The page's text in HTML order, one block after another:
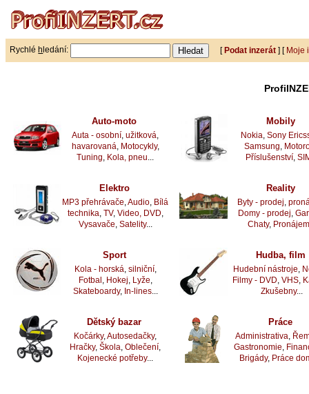
Rychlé h ledání: [Podat inzerát ] [ Moje
Auto-moto
Auta - osobní ,užitková
havarovaná Motocykly,
Tuning Kola, pneu
Mobily
Nokia Sony
Samsung
Příslušenství,
Elektro
MP3 přehrávače ,Audio Bílá
technika TV, Video, DVD
Vysavače Satelity...
Reality
Byty - prodej
Domy - prodej ,
Chaty, Pronájem
Sport
Kola - horská silniční,
Fotbal Hokej Lyže
Skateboardy, In-lines...
Hudba, film
Hudební nástroje
Filmy - DVD ,VHS
Zkušebny...
Dětský bazar
Kočárky,Autosedačky,
Hračky,Škola ,Oblečení
Kojenecké potřeby...
Práce
Administrativa
Gastronomie
Brigády, Práce